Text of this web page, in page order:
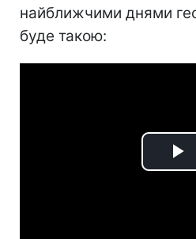
найближчими днями
буде такою: